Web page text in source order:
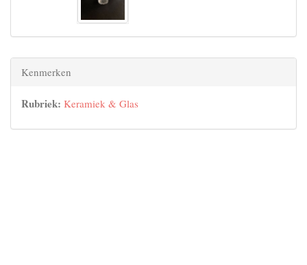
Kenmerken
Rubriek: Keramiek & Glas